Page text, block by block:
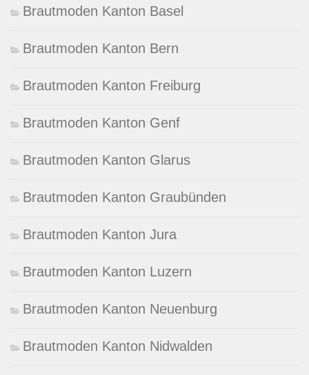
Brautmoden Kanton Basel
Brautmoden Kanton Bern
Brautmoden Kanton Freiburg
Brautmoden Kanton Genf
Brautmoden Kanton Glarus
Brautmoden Kanton Graubünden
Brautmoden Kanton Jura
Brautmoden Kanton Luzern
Brautmoden Kanton Neuenburg
Brautmoden Kanton Nidwalden